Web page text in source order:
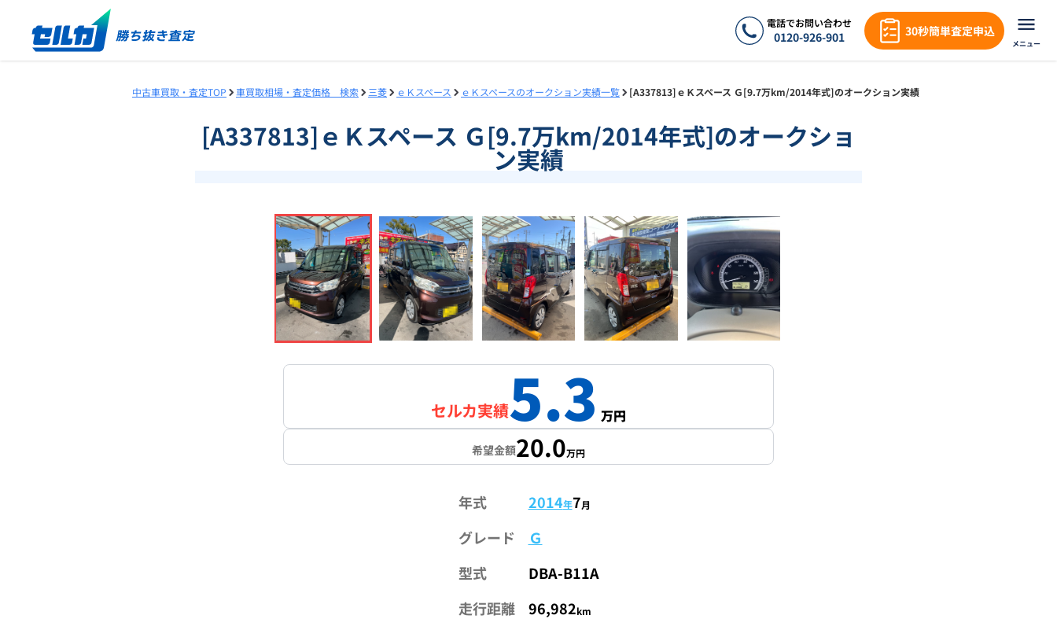
電話でお問い合わせ
0120-926-901 30秒簡単査定申込
メニュー
中古車買取・査定TOP 車買取相場・査定価格 検索 三菱 ｅＫスペース ｅＫスペースのオークション実績一覧 [A337813]ｅＫスペース Ｇ[9.7万km/2014年式]のオークション実績
[A337813]ｅＫスペース Ｇ[9.7万km/2014年式]のオークショ
ン実績
1/7
セルカ実績5.3 万円
希望金額20.0万円
年式 2014年7月
グレード
Ｇ
型式
DBA-B11A
走行距離
96,982km